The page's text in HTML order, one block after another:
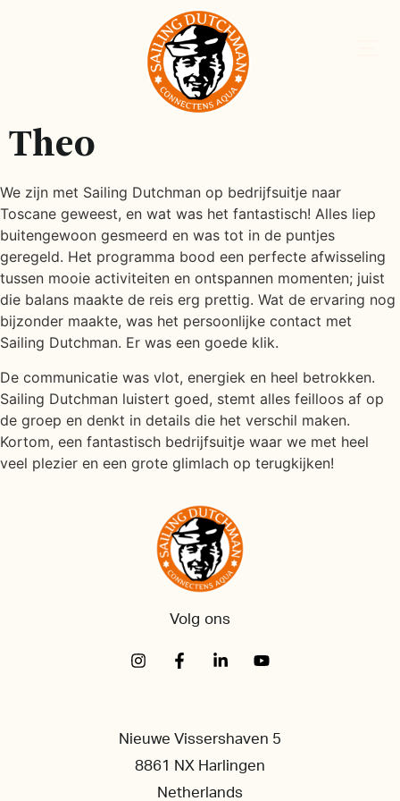
Theo
We zijn met Sailing Dutchman op bedrijfsuitje naar
Toscane geweest, en wat was het fantastisch! Alles liep
buitengewoon gesmeerd en was tot in de puntjes
geregeld. Het programma bood een perfecte afwisseling
tussen mooie activiteiten en ontspannen momenten; juist
die balans maakte de reis erg prettig. Wat de ervaring nog
bijzonder maakte, was het persoonlijke contact met
Sailing Dutchman. Er was een goede klik.
De communicatie was vlot, energiek en heel betrokken.
Sailing Dutchman luistert goed, stemt alles feilloos af op
de groep en denkt in details die het verschil maken.
Kortom, een fantastisch bedrijfsuitje waar we met heel
veel plezier en een grote glimlach op terugkijken!
Volg ons
Nieuwe Vissershaven 5
8861 NX Harlingen
Netherlands